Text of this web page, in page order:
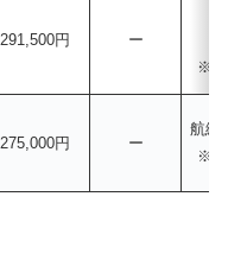
291,500円 ー
※1
275,000円 ー
航続
※1